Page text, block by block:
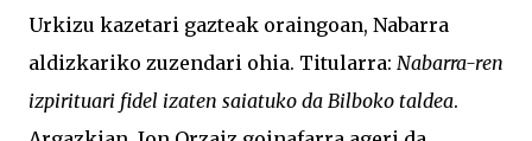
Urkizu kazetari gazteak oraingoan, Nabarra
aldizkariko zuzendari ohia. Titularra: Nabarra-ren
izpirituari fidel izaten saiatuko da Bilboko taldea.